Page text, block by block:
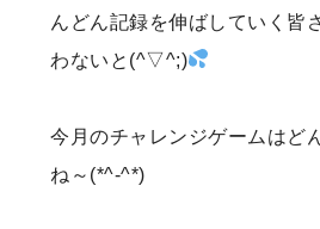
んどん記録を伸ばしていく皆
わないと(^▽^;)
今月のチャレンジゲームはど
ね～(*^-^*)